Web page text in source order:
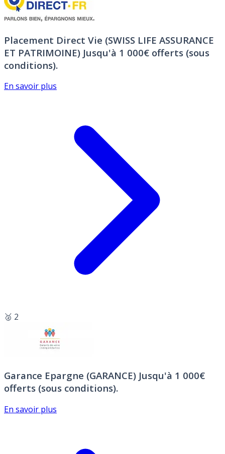
Placement Direct Vie (SWISS LIFE ASSURANCE
ET PATRIMOINE) Jusqu'à 1 000€ offerts (sous
conditions).
En savoir plus
🥈 2
Garance Epargne (GARANCE) Jusqu'à 1 000€
offerts (sous conditions).
En savoir plus